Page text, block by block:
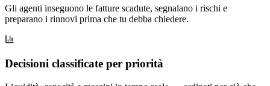
Gli agenti inseguono le fatture scadute, segnalano i rischi e
preparano i rinnovi prima che tu debba chiedere.
Decisioni classificate per priorità